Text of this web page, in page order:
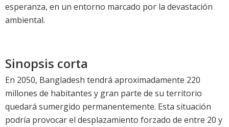
esperanza, en un entorno marcado por la devastación
ambiental.
Sinopsis corta
En 2050, Bangladesh tendrá aproximadamente 220
millones de habitantes y gran parte de su territorio
quedará sumergido permanentemente. Esta situación
podría provocar el desplazamiento forzado de entre 20 y